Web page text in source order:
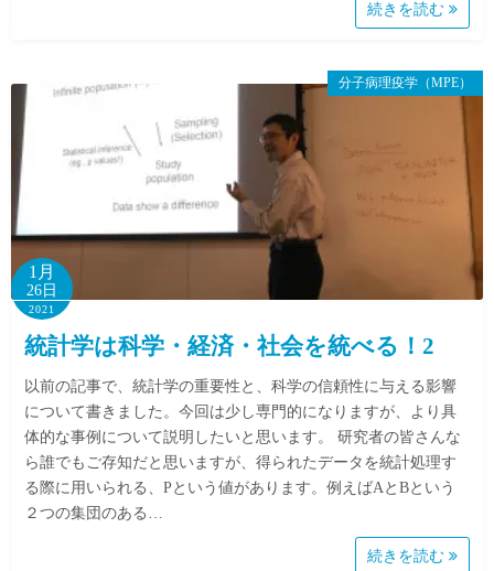
続きを読む
分子病理疫学（MPE）
1月
26日
2021
統計学は科学・経済・社会を統べる！2
以前の記事で、統計学の重要性と、科学の信頼性に与える影響
について書きました。今回は少し専門的になりますが、より具
体的な事例について説明したいと思います。 研究者の皆さんな
ら誰でもご存知だと思いますが、得られたデータを統計処理す
る際に用いられる、Pという値があります。例えばAとBという
２つの集団のある…
続きを読む